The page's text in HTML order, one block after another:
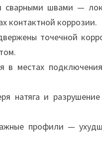
швами —
контактной коррозии.
точечной
в местах
натяга и разрушение
профили —